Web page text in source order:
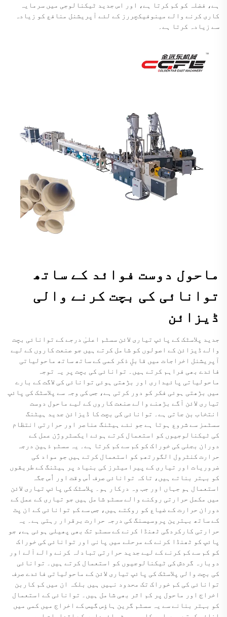
ہے، فضلہ کو کم کرتا ہے، اور اس جدید ٹیکنالوجی میں سرمایہ
کاری کرنے والے مینوفیکچررز کے لئے آپریشنل منافع کو زیادہ
سے زیادہ کرتا ہے۔
ماحول دوست فوائد کے ساتھ
توانائی کی بچت کرنے والی
ڈیزائن
جدید پلاسٹک کے پائپ تیاری لائن سسٹم اعلیٰ درجے کے توانائی بچت
والے ڈیزائن کے اصولوں کو شامل کرتے ہیں جو صنعت کاروں کے لیے
آپریشنل اخراجات میں قابلِ ذکر کمی کے ساتھ ساتھ ماحولیاتی
فائدے بھی فراہم کرتے ہیں۔ توانائی کی بچت پر یہ توجہ
ماحولیاتی پائیداری اور بڑھتی ہوئی توانائی کی لاگت کے بارے
میں بڑھتی ہوئی فکر کو دور کرتی ہے، جس کی وجہ سے پلاسٹک کی پائپ
تیاری لائن آگے بڑھنے والے صنعت کاروں کے لیے ماحول دوست
انتخاب بن جاتی ہے۔ توانائی کی بچت کا ڈیزائن جدید ہیٹنگ
سسٹمز سے شروع ہوتا ہے جو نئے ہیٹنگ عناصر اور حرارتی انتظام
کی ٹیکنالوجیوں کو استعمال کرتے ہوئے ایکسٹروژن عمل کے
دوران بجلی کی خوراک کو کم سے کم کرتا ہے۔ یہ سسٹم ذہین درجہ
حرارت کنٹرول الگورتھم کو استعمال کرتے ہیں جو مواد کی
ضروریات اور تیاری کے پیرامیٹرز کی بنیاد پر ہیٹنگ کے طریقوں
کو بہتر بناتے ہیں، تاکہ توانائی صرف اُس وقت اور اُس جگہ
استعمال ہو جہاں اور جب وہ درکار ہو۔ پلاسٹک کی پائپ تیاری لائن
میں مکمل حرارتی روکنے والے سسٹم شامل ہیں جو تیاری کے عمل کے
دوران حرارت کے ضیاع کو روکتے ہیں، جس سے کم توانائی کے ان پٹ
کے ساتھ بہترین پروسیسنگ کی درجہ حرارت برقرار رہتی ہے۔ یہ
حرارتی کارکردگی ٹھنڈا کرنے کے سسٹم تک بھی پھیلی ہوئی ہے، جو
پائپ کو ٹھنڈا کرنے کے مرحلے میں پانی اور توانائی کی خوراک
کو کم سے کم کرنے کے لیے جدید حرارتی تبادلہ کرنے والے آلے اور
دوبارہ گردش کی ٹیکنالوجیوں کو استعمال کرتے ہیں۔ توانائی
کی بچت والی پلاسٹک کی پائپ تیاری لائن کے ماحولیاتی فائدے صرف
توانائی کی کم خوراک تک محدود نہیں ہیں بلکہ ان میں کم کاربن
اخراج اور ماحول پر کم اثر بھی شامل ہیں۔ توانائی کے استعمال
کو بہتر بنانے سے یہ سسٹم گرین ہاؤس گیس کے اخراج میں کمی میں